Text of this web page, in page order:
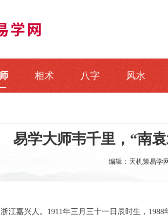
相术 八字 风水
易学大师韦千里，“南
编辑：天机策易学网
江嘉兴人。1911年三月三十一日辰时生，